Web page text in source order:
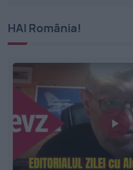
HAI România!